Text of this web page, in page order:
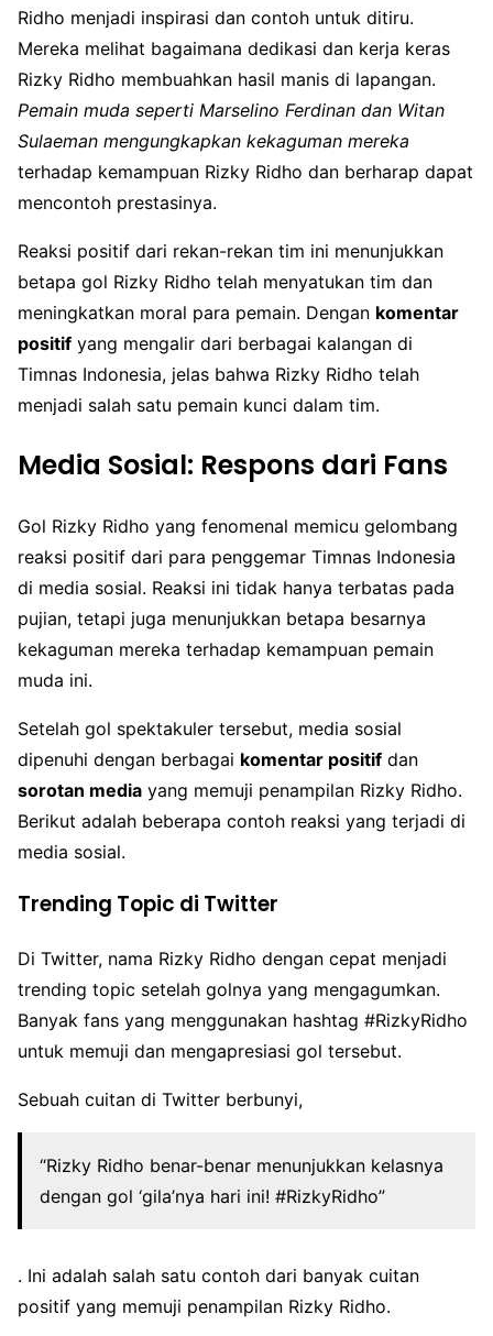
Ridho menjadi inspirasi dan contoh untuk ditiru.
Mereka melihat bagaimana dedikasi dan kerja keras
Rizky Ridho membuahkan hasil manis di lapangan.
Pemain muda seperti Marselino Ferdinan dan Witan
Sulaeman mengungkapkan kekaguman mereka
terhadap kemampuan Rizky Ridho dan berharap dapat
mencontoh prestasinya.
Reaksi positif dari rekan-rekan tim ini menunjukkan
betapa gol Rizky Ridho telah menyatukan tim dan
meningkatkan moral para pemain. Dengan komentar
positif yang mengalir dari berbagai kalangan di
Timnas Indonesia, jelas bahwa Rizky Ridho telah
menjadi salah satu pemain kunci dalam tim.
Media Sosial: Respons dari Fans
Gol Rizky Ridho yang fenomenal memicu gelombang
reaksi positif dari para penggemar Timnas Indonesia
di media sosial. Reaksi ini tidak hanya terbatas pada
pujian, tetapi juga menunjukkan betapa besarnya
kekaguman mereka terhadap kemampuan pemain
muda ini.
Setelah gol spektakuler tersebut, media sosial
dipenuhi dengan berbagai komentar positif dan
sorotan media yang memuji penampilan Rizky Ridho.
Berikut adalah beberapa contoh reaksi yang terjadi di
media sosial.
Trending Topic di Twitter
Di Twitter, nama Rizky Ridho dengan cepat menjadi
trending topic setelah golnya yang mengagumkan.
Banyak fans yang menggunakan hashtag #RizkyRidho
untuk memuji dan mengapresiasi gol tersebut.
Sebuah cuitan di Twitter berbunyi,
“Rizky Ridho benar-benar menunjukkan kelasnya
dengan gol ‘gila’nya hari ini! #RizkyRidho”
. Ini adalah salah satu contoh dari banyak cuitan
positif yang memuji penampilan Rizky Ridho.